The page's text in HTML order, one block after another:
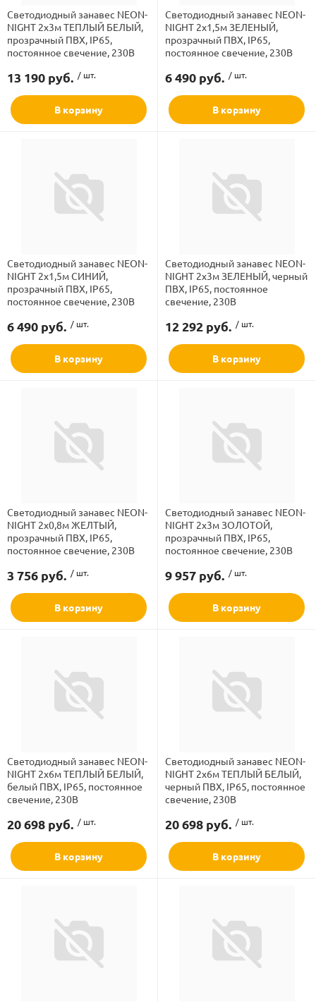
Светодиодный занавес NEON-
NIGHT 2х3м ТЕПЛЫЙ БЕЛЫЙ,
прозрачный ПВХ, IP65,
постоянное свечение, 230В
13 190 руб. / шт.
В корзину
Светодиодный занавес NEON-
NIGHT 2х1,5м ЗЕЛЕНЫЙ,
прозрачный ПВХ, IP65,
постоянное свечение, 230В
6 490 руб. / шт.
В корзину
Светодиодный занавес NEON-
NIGHT 2х1,5м СИНИЙ,
прозрачный ПВХ, IP65,
постоянное свечение, 230В
6 490 руб. / шт.
В корзину
Светодиодный занавес NEON-
NIGHT 2х3м ЗЕЛЕНЫЙ, черный
ПВХ, IP65, постоянное
свечение, 230В
12 292 руб. / шт.
В корзину
Светодиодный занавес NEON-
NIGHT 2x0,8м ЖЕЛТЫЙ,
прозрачный ПВХ, IP65,
постоянное свечение, 230В
3 756 руб. / шт.
В корзину
Светодиодный занавес NEON-
NIGHT 2х3м ЗОЛОТОЙ,
прозрачный ПВХ, IP65,
постоянное свечение, 230В
9 957 руб. / шт.
В корзину
Светодиодный занавес NEON-
NIGHT 2х6м ТЕПЛЫЙ БЕЛЫЙ,
белый ПВХ, IP65, постоянное
свечение, 230В
20 698 руб. / шт.
В корзину
Светодиодный занавес NEON-
NIGHT 2х6м ТЕПЛЫЙ БЕЛЫЙ,
черный ПВХ, IP65, постоянное
свечение, 230В
20 698 руб. / шт.
В корзину